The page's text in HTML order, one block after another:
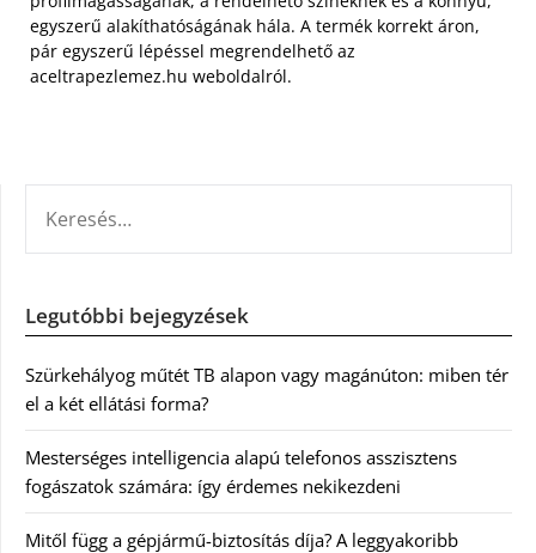
egyszerű alakíthatóságának hála. A termék korrekt áron,
pár egyszerű lépéssel megrendelhető az
aceltrapezlemez.hu weboldalról.
Legutóbbi bejegyzések
Szürkehályog műtét TB alapon vagy magánúton: miben tér
el a két ellátási forma?
Mesterséges intelligencia alapú telefonos asszisztens
fogászatok számára: így érdemes nekikezdeni
Mitől függ a gépjármű-biztosítás díja? A leggyakoribb